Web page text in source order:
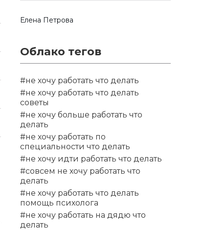
Елена Петрова
Облако тегов
#не хочу работать что делать
#не хочу работать что делать
советы
#не хочу больше работать что
делать
#не хочу работать по
специальности что делать
#не хочу идти работать что делать
#совсем не хочу работать что
делать
#не хочу работать что делать
помощь психолога
#не хочу работать на дядю что
делать